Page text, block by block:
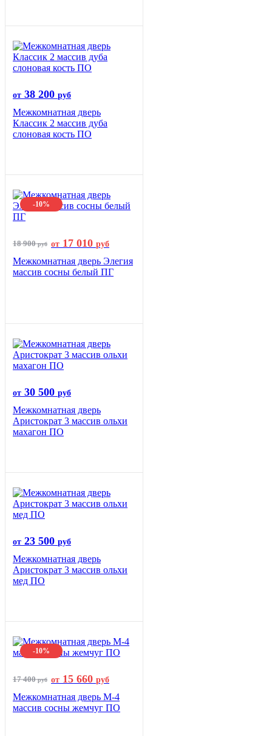
от 38 200 руб
Межкомнатная дверь
Классик 2 массив дуба
слоновая кость ПО
-10%
18 900руб от 17 010 руб
Межкомнатная дверь Элегия
массив сосны белый ПГ
от 30 500 руб
Межкомнатная дверь
Аристократ 3 массив ольхи
махагон ПО
от 23 500 руб
Межкомнатная дверь
Аристократ 3 массив ольхи
мед ПО
-10%
17 400руб от 15 660 руб
Межкомнатная дверь М-4
массив сосны жемчуг ПО